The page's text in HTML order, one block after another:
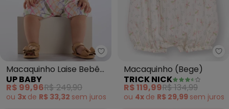
Up Baby - Macaquinho Laise
Macaquinho Laise Bebê
Menina (Bege)
UP BABY
R$ 99,96R$ 249,90
ou 3x de R$ 33,32 sem juros
Macaquinho (Bege)
TRICK NICK
R$ 119,99R$ 134,99
ou 4x de R$ 29,99 sem juros